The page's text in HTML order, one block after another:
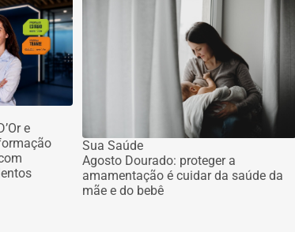
e
Sua Saúde
Agosto Dourado: proteger a
amamentação é cuidar da saúde da
mãe e do bebê